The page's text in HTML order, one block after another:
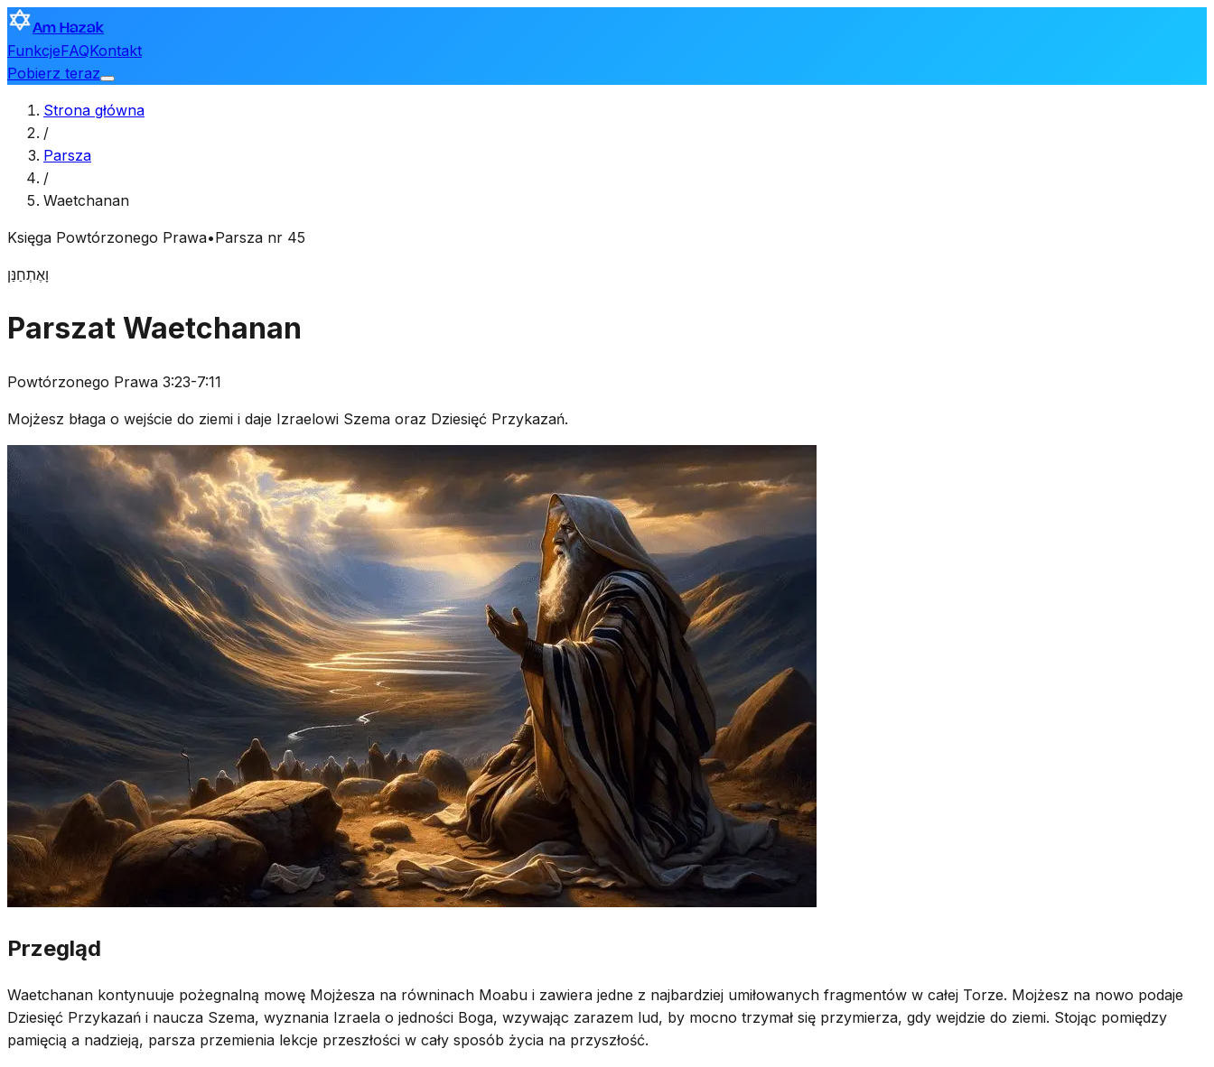
Am Hazak
FunkcjeFAQKontakt
Pobierz teraz
Strona główna
/
Parsza
/
Waetchanan
Księga Powtórzonego Prawa•Parsza nr 45
וָאֶתְחַנַּן
Parszat Waetchanan
Powtórzonego Prawa 3:23-7:11
Mojżesz błaga o wejście do ziemi i daje Izraelowi Szema oraz Dziesięć Przykazań.
Przegląd
Waetchanan kontynuuje pożegnalną mowę Mojżesza na równinach Moabu i zawiera jedne z najbardziej umiłowanych fragmentów w całej Torze. Mojżesz na nowo podaje
Dziesięć Przykazań i naucza Szema, wyznania Izraela o jedności Boga, wzywając zarazem lud, by mocno trzymał się przymierza, gdy wejdzie do ziemi. Stojąc pomiędzy
pamięcią a nadzieją, parsza przemienia lekcje przeszłości w cały sposób życia na przyszłość.